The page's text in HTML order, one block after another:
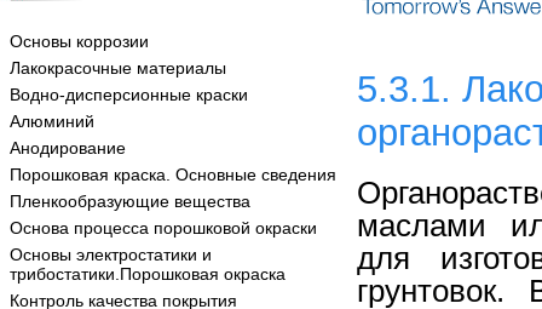
Основы коррозии
Лакокрасочные материалы
Водно-дисперсионные краски
Алюминий
Анодирование
Порошковая краска. Основные сведения
Пленкообразующие вещества
Основа процесса порошковой окраски
Основы электростатики и
трибостатики.Порошковая окраска
Контроль качества покрытия
5.3.1.
маслами
для
грунтовок.